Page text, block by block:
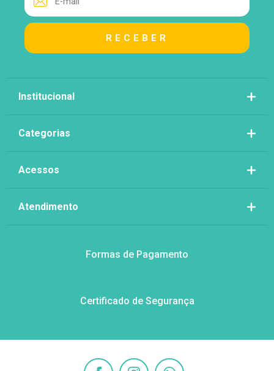
Institucional
Categorias
Acessos
Atendimento
Formas de Pagamento
Certificado de Segurança